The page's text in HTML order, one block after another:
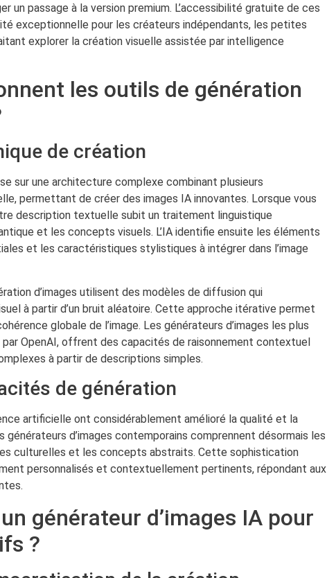
un passage à la version premium. L’accessibilité gratuite de ces
exceptionnelle pour les créateurs indépendants, les petites
explorer la création visuelle assistée par intelligence
les outils de génération
de création
sur une architecture complexe combinant plusieurs
permettant de créer des images IA innovantes. Lorsque vous
description textuelle subit un traitement linguistique
et les concepts visuels. L’IA identifie ensuite les éléments
et les caractéristiques stylistiques à intégrer dans l’image
d’images utilisent des modèles de diffusion qui
à partir d’un bruit aléatoire. Cette approche itérative permet
globale de l’image. Les générateurs d’images les plus
OpenAI, offrent des capacités de raisonnement contextuel
à partir de descriptions simples.
de génération
artificielle ont considérablement amélioré la qualité et la
générateurs d’images contemporains comprennent désormais les
culturelles et les concepts abstraits. Cette sophistication
personnalisés et contextuellement pertinents, répondant aux
générateur d’images IA pour
?